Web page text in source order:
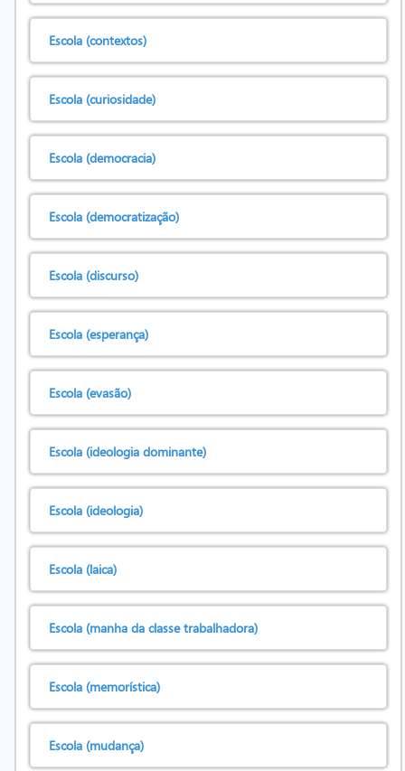
Escola (contextos)
Escola (curiosidade)
Escola (democracia)
Escola (democratização)
Escola (discurso)
Escola (esperança)
Escola (evasão)
Escola (ideologia dominante)
Escola (ideologia)
Escola (laica)
Escola (manha da classe trabalhadora)
Escola (memorística)
Escola (mudança)